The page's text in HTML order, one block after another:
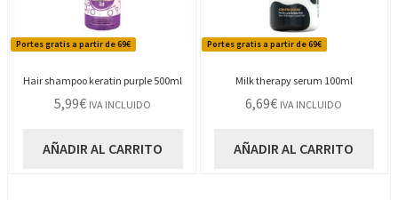
Portes gratis a partir de 69€
Hair shampoo keratin purple 500ml
5,99€ IVA INCLUIDO
AÑADIR AL CARRITO
Portes gratis a partir de 69€
Milk therapy serum 100ml
6,69€ IVA INCLUIDO
AÑADIR AL CARRITO